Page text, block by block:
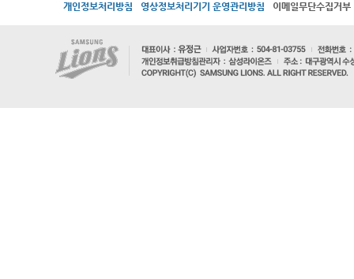
개인정보처리방침 영상정보처리기기 운영관리방침 이메일무단수집거부